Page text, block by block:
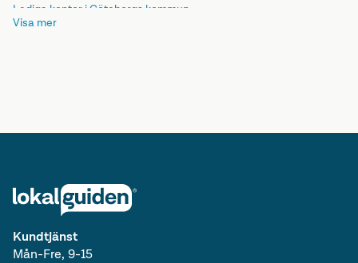
Lediga kontor i Göteborgs kommun
Lediga lokaler i Göteborgs kommun
Visa mer
Kundtjänst
Mån-Fre, 9-15